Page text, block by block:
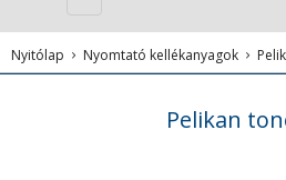
Nyitólap Nyomtató kellékanyagok
Pelikan